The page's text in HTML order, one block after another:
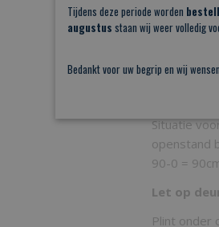
openstand
nog 90-10,2
Situatie
openstand
Situatie
openstand
90-0 =
Let op
Plint onder
Tijdens deze periode worden
augustus staan wij weer volledig
Bedankt voor uw begrip en wij